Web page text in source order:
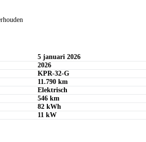
5 januari 2026
2026
KPR-32-G
11.790 km
Elektrisch
546 km
82 kWh
11 kW